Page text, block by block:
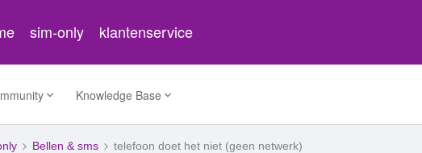
sim-only klantenservice
Knowledge Base
Bellen & sms telefoon doet het niet (geen netwerk)